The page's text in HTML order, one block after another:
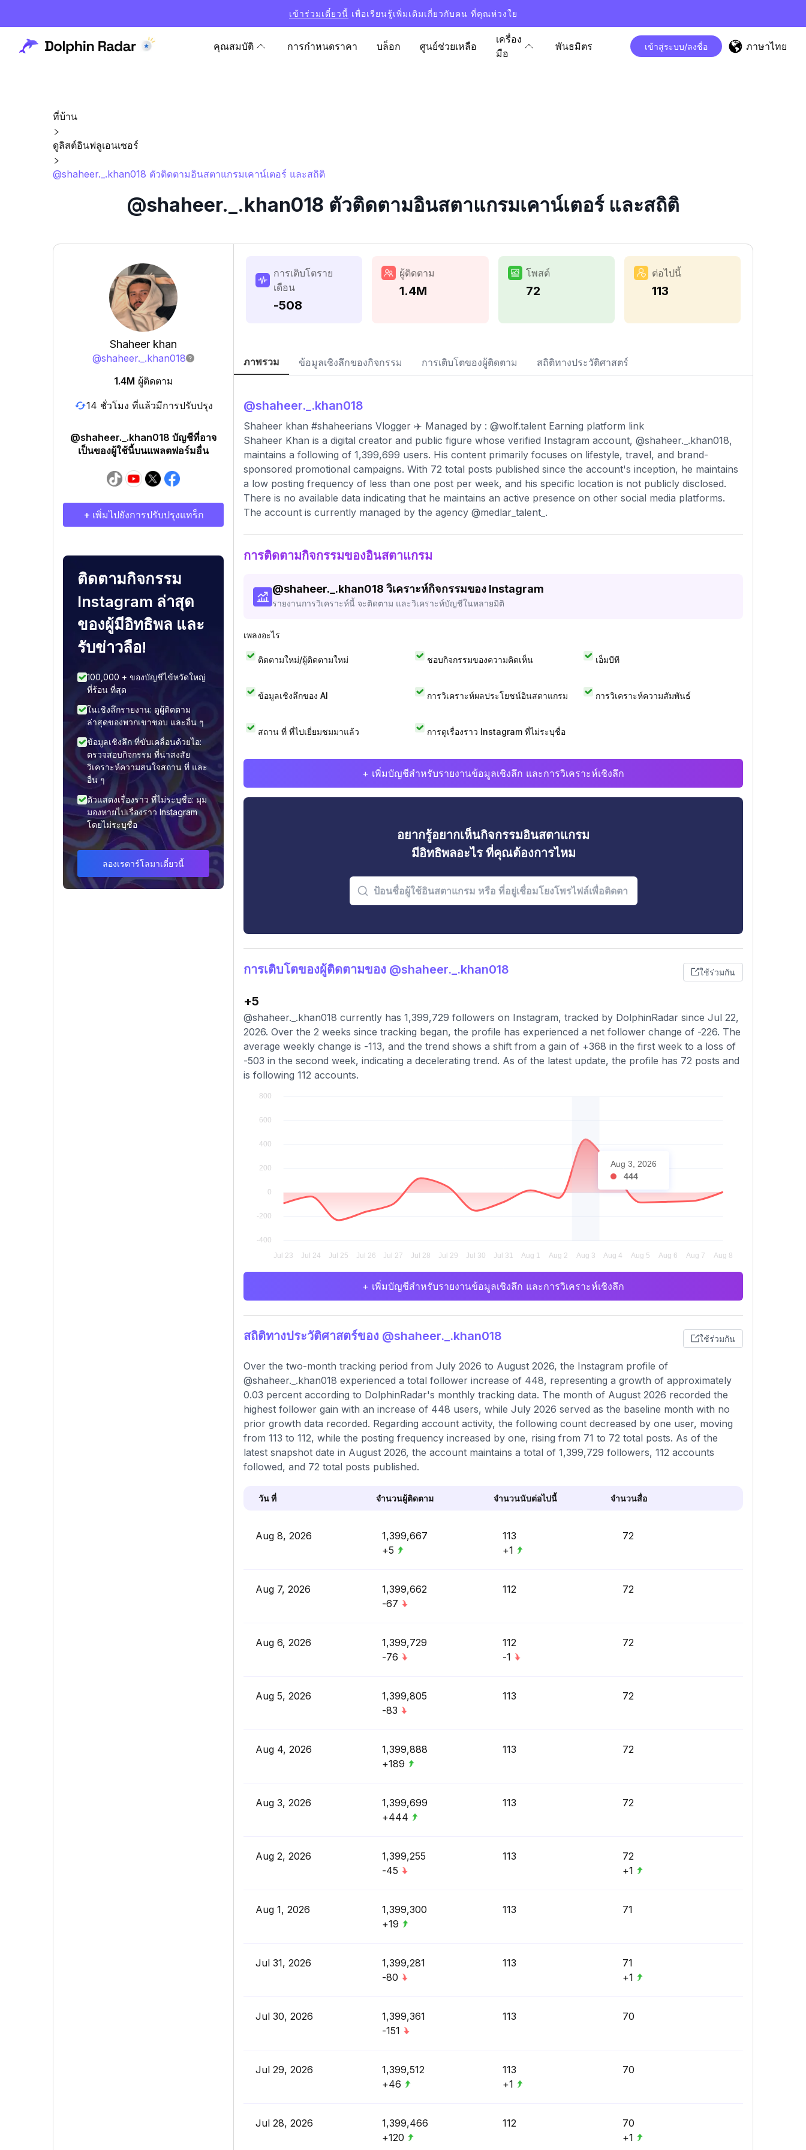
เข้าร่วมเดี๋ยวนี้ เพื่อเรียนรู้เพิ่มเติมเกี่ยวกับคน ที่คุณห่วงใย
คุณสมบัติ การกำหนดราคา บล็อก ศูนย์ช่วยเหลือ
เครื่อง
มือ
พันธมิตร เข้าสู่ระบบ/ลงชื่อ ภาษาไทย
ที่บ้าน
ดูลิสต์อินฟลูเอนเซอร์
@shaheer._.khan018 ตัวติดตามอินสตาแกรมเคาน์เตอร์ และสถิติ
@shaheer._.khan018 ตัวติดตามอินสตาแกรมเคาน์เตอร์ และสถิติ
Shaheer khan
@shaheer._.khan018
1.4M ผู้ติดตาม
14 ชั่วโมง ที่แล้วมีการปรับปรุง
@shaheer._.khan018 บัญชีที่อาจ
เป็นของผู้ใช้นี้บนแพลตฟอร์มอื่น
+ เพิ่มไปยังการปรับปรุงแทร็ก
ติดตามกิจกรรม
Instagram ล่าสุด
ของผู้มีอิทธิพล และ
รับข่าวลือ!
100,000 + ของบัญชีไข้หวัดใหญ่
ที่ร้อน ที่สุด
ในเชิงลึกรายงาน: ดูผู้ติดตาม
ล่าสุดของพวกเขาชอบ และอื่น ๆ
ข้อมูลเชิงลึก ที่ขับเคลื่อนด้วยไอ:
ตรวจสอบกิจกรรม ที่น่าสงสัย
วิเคราะห์ความสนใจสถาน ที่ และ
อื่น ๆ
ตัวแสดงเรื่องราว ที่ไม่ระบุชื่อ: มุม
มองหายไปเรื่องราว Instagram
โดยไม่ระบุชื่อ
ลองเรดาร์โลมาเดี๋ยวนี้
การเติบโตราย
เดือน
-508
ผู้ติดตาม
1.4M
โพสต์
72
ต่อไปนี้
113
ภาพรวม ข้อมูลเชิงลึกของกิจกรรม การเติบโตของผู้ติดตาม สถิติทางประวัติศาสตร์
@shaheer._.khan018
Shaheer khan #shaheerians Vlogger ✈️ Managed by : @wolf.talent Earning platform link
Shaheer Khan is a digital creator and public figure whose verified Instagram account, @shaheer._.khan018,
maintains a following of 1,399,699 users. His content primarily focuses on lifestyle, travel, and brand-
sponsored promotional campaigns. With 72 total posts published since the account's inception, he maintains
a low posting frequency of less than one post per week, and his specific location is not publicly disclosed.
There is no available data indicating that he maintains an active presence on other social media platforms.
The account is currently managed by the agency @medlar_talent_.
การติดตามกิจกรรมของอินสตาแกรม
@shaheer._.khan018 วิเคราะห์กิจกรรมของ Instagram
รายงานการวิเคราะห์นี้ จะติดตาม และวิเคราะห์บัญชีในหลายมิติ
เพลงอะไร
ติดตามใหม่/ผู้ติดตามใหม่ ชอบกิจกรรมของความคิดเห็น เอ็มบีที
ข้อมูลเชิงลึกของ AI การวิเคราะห์ผลประโยชน์อินสตาแกรม การวิเคราะห์ความสัมพันธ์
สถาน ที่ ที่ไปเยี่ยมชมมาแล้ว การดูเรื่องราว Instagram ที่ไม่ระบุชื่อ
+ เพิ่มบัญชีสำหรับรายงานข้อมูลเชิงลึก และการวิเคราะห์เชิงลึก
อยากรู้อยากเห็นกิจกรรมอินสตาแกรม
มีอิทธิพลอะไร ที่คุณต้องการไหม
การเติบโตของผู้ติดตามของ @shaheer._.khan018 ใช้ร่วมกัน
+5
@shaheer._.khan018 currently has 1,399,729 followers on Instagram, tracked by DolphinRadar since Jul 22,
2026. Over the 2 weeks since tracking began, the profile has experienced a net follower change of -226. The
average weekly change is -113, and the trend shows a shift from a gain of +368 in the first week to a loss of
-503 in the second week, indicating a decelerating trend. As of the latest update, the profile has 72 posts and
is following 112 accounts.
Aug 3, 2026
444
+ เพิ่มบัญชีสำหรับรายงานข้อมูลเชิงลึก และการวิเคราะห์เชิงลึก
สถิติทางประวัติศาสตร์ของ @shaheer._.khan018 ใช้ร่วมกัน
Over the two-month tracking period from July 2026 to August 2026, the Instagram profile of
@shaheer._.khan018 experienced a total follower increase of 448, representing a growth of approximately
0.03 percent according to DolphinRadar's monthly tracking data. The month of August 2026 recorded the
highest follower gain with an increase of 448 users, while July 2026 served as the baseline month with no
prior growth data recorded. Regarding account activity, the following count decreased by one user, moving
from 113 to 112, while the posting frequency increased by one, rising from 71 to 72 total posts. As of the
latest snapshot date in August 2026, the account maintains a total of 1,399,729 followers, 112 accounts
followed, and 72 total posts published.
วัน ที่ จำนวนผู้ติดตาม จำนวนนับต่อไปนี้ จำนวนสื่อ
Aug 8, 2026
1,399,667
+5
113
+1
72
Aug 7, 2026
1,399,662
-67
112 72
Aug 6, 2026
1,399,729
-76
112
-1
72
Aug 5, 2026
1,399,805
-83
113 72
Aug 4, 2026
1,399,888
+189
113 72
Aug 3, 2026
1,399,699
+444
113 72
Aug 2, 2026
1,399,255
-45
113
72
+1
Aug 1, 2026
1,399,300
+19
113 71
Jul 31, 2026
1,399,281
-80
113
71
+1
Jul 30, 2026
1,399,361
-151
113 70
Jul 29, 2026
1,399,512
+46
113
+1
70
Jul 28, 2026
1,399,466
+120
112
70
+1